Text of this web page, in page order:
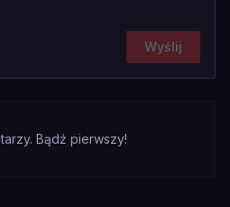
Wyślij
Bądź pierwszy!